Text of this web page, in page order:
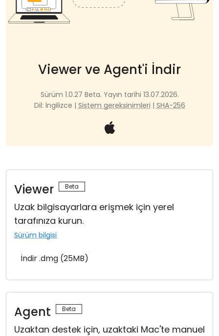
Viewer ve Agent'i İndir
Sürüm 1.0.27 Beta. Yayın tarihi 13.07.2026.
Dil: İngilizce | Sistem gereksinimleri | SHA-256
Viewer
Uzak bilgisayarlara erişmek için yerel
tarafınıza kurun.
Sürüm bilgisi
İndir .dmg (25MB)
Agent
Uzaktan destek için, uzaktaki Mac'te manuel
Bulut ve Yerel